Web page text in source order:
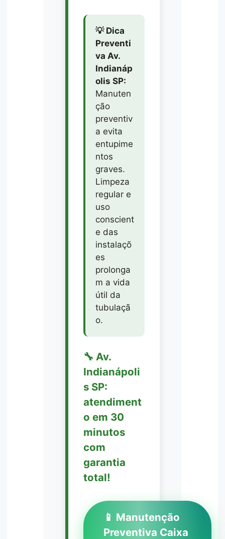
💡 Dica
Preventi
va Av.
Indianáp
olis SP:
Manuten
ção
preventiv
a evita
entupime
ntos
graves.
Limpeza
regular e
uso
conscient
e das
instalaçõ
es
prolonga
m a vida
útil da
tubulaçã
o.
🔧 Av.
Indianápoli
s SP:
atendiment
o em 30
minutos
com
garantia
total!
📱 Manutenção
Preventiva Caixa